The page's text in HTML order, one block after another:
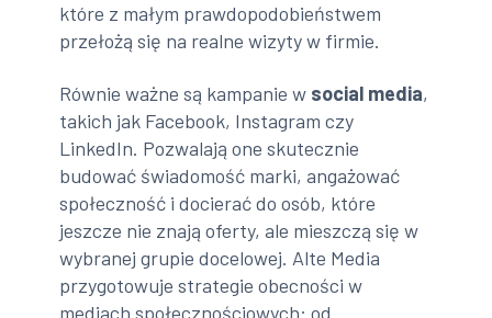
które z małym prawdopodobieństwem
przełożą się na realne wizyty w firmie.
Równie ważne są kampanie w social media,
takich jak Facebook, Instagram czy
LinkedIn. Pozwalają one skutecznie
budować świadomość marki, angażować
społeczność i docierać do osób, które
jeszcze nie znają oferty, ale mieszczą się w
wybranej grupie docelowej. Alte Media
przygotowuje strategie obecności w
mediach społecznościowych: od